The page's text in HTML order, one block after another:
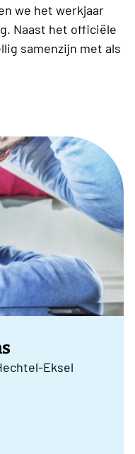
we het werkjaar
Naast het officiële
samenzijn met als
Eksel